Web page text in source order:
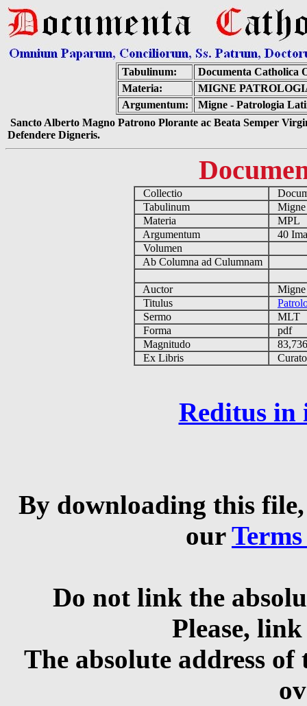
Tabulinum:
Documenta Catholica
Materia:
MIGNE
Argumentum:
Migne - Patrologia
Sancto Alberto Magno Patrono Plorante ac Beata Semper
Defendere Digneris.
Collectio
Tabulinum
Materia
MPL
Argumentum
40
Volumen
Ab Columna ad Culumnam
Auctor
Titulus
Sermo
MLT
Forma
pdf
Magnitudo
Ex Libris
Reditus in
By downloading this
our
Do not link the
Please,
The absolute address